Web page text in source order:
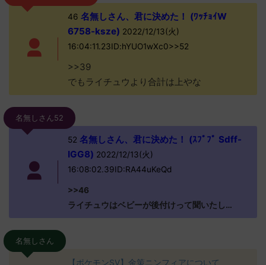
46 名無しさん、君に決めた！ (ﾜｯﾁｮｲW
6758-ksze) 2022/12/13(火)
16:04:11.23ID:hYUO1wXc0>>52
>>39
でもライチュウより合計は上やな
名無しさん52
52 名無しさん、君に決めた！ (ｽﾌﾟﾌﾟ Sdff-
IGG8) 2022/12/13(火)
16:08:02.39ID:RA44uKeQd
>>46
ライチュウはベビーが後付けって聞いたし…
名無しさん
【ポケモンSV】金策ニンフィアについて